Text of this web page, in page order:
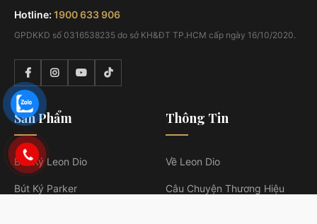
Leon Dio – Thương hiệu bút ký cao cấp hàng đầu Việt Nam.
Chúng tôi mang đến những giá trị vượt thời gian qua từng nét
chữ.